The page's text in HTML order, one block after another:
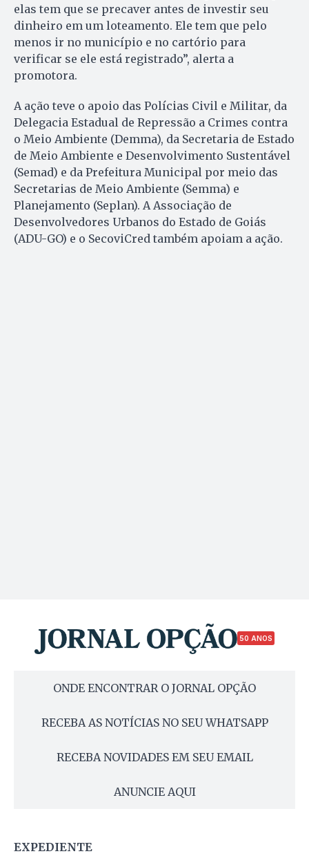
elas tem que se precaver antes de investir seu
dinheiro em um loteamento. Ele tem que pelo
menos ir no município e no cartório para
verificar se ele está registrado”, alerta a
promotora.
A ação teve o apoio das Polícias Civil e Militar, da
Delegacia Estadual de Repressão a Crimes contra
o Meio Ambiente (Demma), da Secretaria de Estado
de Meio Ambiente e Desenvolvimento Sustentável
(Semad) e da Prefeitura Municipal por meio das
Secretarias de Meio Ambiente (Semma) e
Planejamento (Seplan). A Associação de
Desenvolvedores Urbanos do Estado de Goiás
(ADU-GO) e o SecoviCred também apoiam a ação.
50 ANOS
ONDE ENCONTRAR O JORNAL OPÇÃO
RECEBA AS NOTÍCIAS NO SEU WHATSAPP
RECEBA NOVIDADES EM SEU EMAIL
ANUNCIE AQUI
EXPEDIENTE